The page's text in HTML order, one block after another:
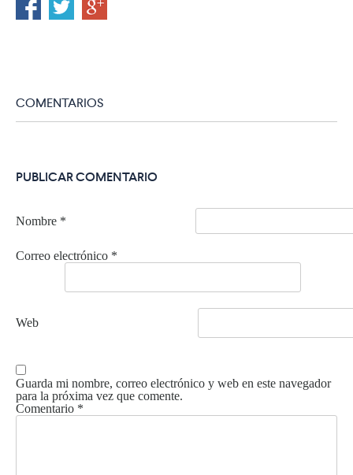
COMENTARIOS
PUBLICAR COMENTARIO
Nombre *
Correo electrónico *
Web
Guarda mi nombre, correo electrónico y web en este navegador
para la próxima vez que comente.
Comentario *